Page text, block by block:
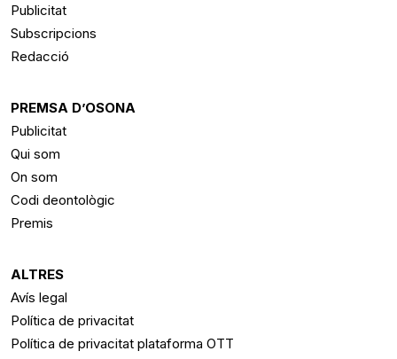
Publicitat
Subscripcions
Redacció
PREMSA D’OSONA
Publicitat
Qui som
On som
Codi deontològic
Premis
ALTRES
Avís legal
Política de privacitat
Política de privacitat plataforma OTT